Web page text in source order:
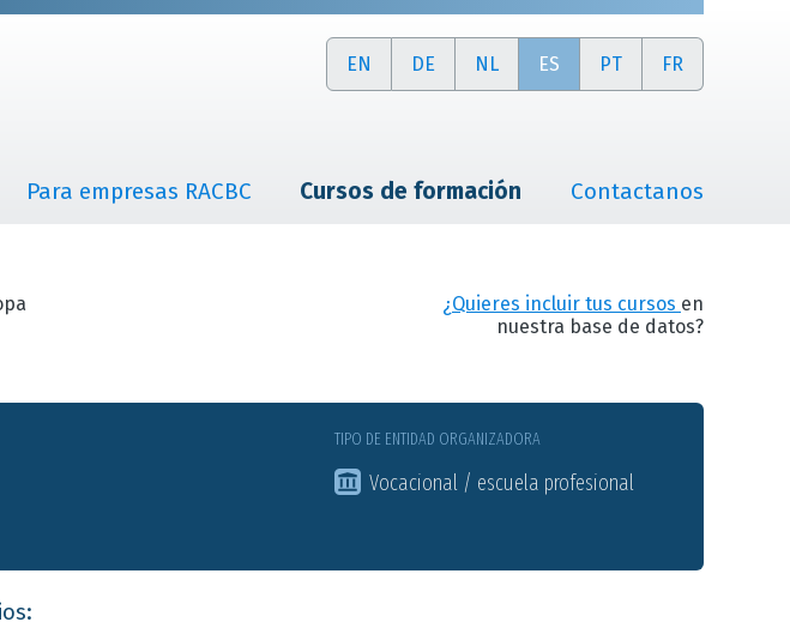
EN DE NL ES PT FR
Para empresas RACBC Cursos de formación Contactanos
¿Quieres incluir tus cursos en
nuestra base de datos?
TIPO DE ENTIDAD ORGANIZADORA
Vocacional / escuela profesional